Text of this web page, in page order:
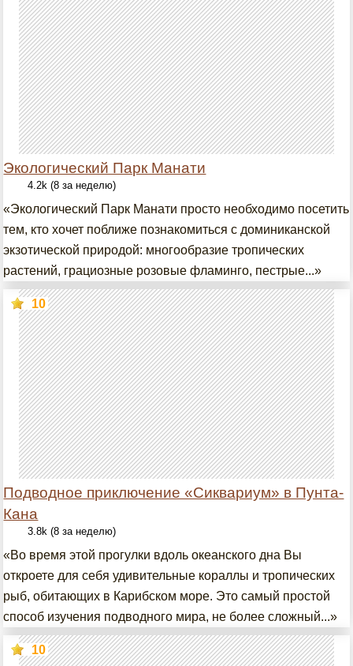
Экологический Парк Манати
4.2k (8 за неделю)
«Экологический Парк Манати просто необходимо посетить
тем, кто хочет поближе познакомиться с доминиканской
экзотической природой: многообразие тропических
растений, грациозные розовые фламинго, пестрые...»
Подводное приключение «Сиквариум» в Пунта-
Кана
10
3.8k (8 за неделю)
«Во время этой прогулки вдоль океанского дна Вы
откроете для себя удивительные кораллы и тропических
рыб, обитающих в Карибском море. Это самый простой
способ изучения подводного мира, не более сложный...»
10